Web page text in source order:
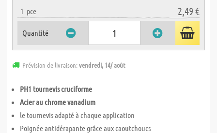
1 pce 2,49 €
Quantité
Prévision de livraison:vendredi, 14/ août
PH1 tournevis cruciforme
Acier au chrome vanadium
le tournevis adapté à chaque application
Poignée antidérapante grâce aux caoutchoucs